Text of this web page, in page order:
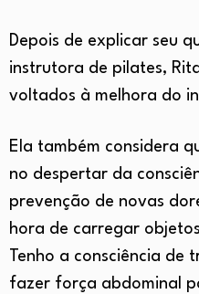
Depois de explicar seu
instrutora de pilates,
voltados à melhora do
Ela também considera
no despertar da
prevenção de novas
hora de carregar
Tenho a consciência
fazer força abdominal